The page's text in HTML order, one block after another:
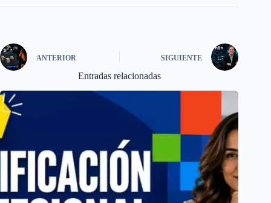
ANTERIOR SIGUIENTE
Entradas relacionadas